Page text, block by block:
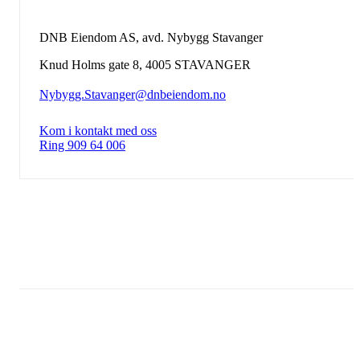
DNB Eiendom AS, avd. Nybygg Stavanger
Knud Holms gate 8, 4005 STAVANGER
Nybygg.Stavanger@dnbeiendom.no
Kom i kontakt med oss
Ring 909 64 006